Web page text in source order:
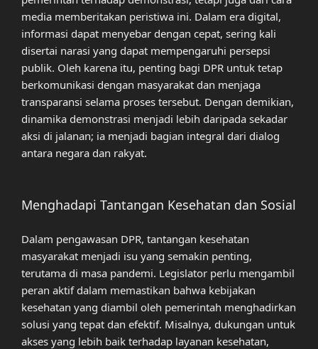
media memberitakan peristiwa ini. Dalam era digital,
informasi dapat menyebar dengan cepat, sering kali
disertai narasi yang dapat mempengaruhi persepsi
publik. Oleh karena itu, penting bagi DPR untuk tetap
berkomunikasi dengan masyarakat dan menjaga
transparansi selama proses tersebut. Dengan demikian,
dinamika demonstrasi menjadi lebih daripada sekadar
aksi di jalanan; ia menjadi bagian integral dari dialog
antara negara dan rakyat.
Menghadapi Tantangan Kesehatan dan Sosial
Dalam pengawasan DPR, tantangan kesehatan
masyarakat menjadi isu yang semakin penting,
terutama di masa pandemi. Legislator perlu mengambil
peran aktif dalam memastikan bahwa kebijakan
kesehatan yang diambil oleh pemerintah menghadirkan
solusi yang tepat dan efektif. Misalnya, dukungan untuk
akses yang lebih baik terhadap layanan kesehatan,